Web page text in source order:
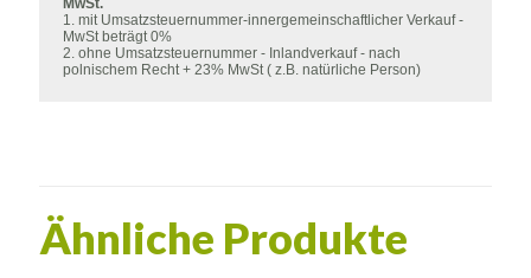
1. mit Umsatzsteuernummer-innergemeinschaftlicher Verkauf -
MwSt beträgt 0%
2. ohne Umsatzsteuernummer - Inlandverkauf - nach
polnischem Recht + 23% MwSt ( z.B. natürliche Person)
Ähnliche Produkte